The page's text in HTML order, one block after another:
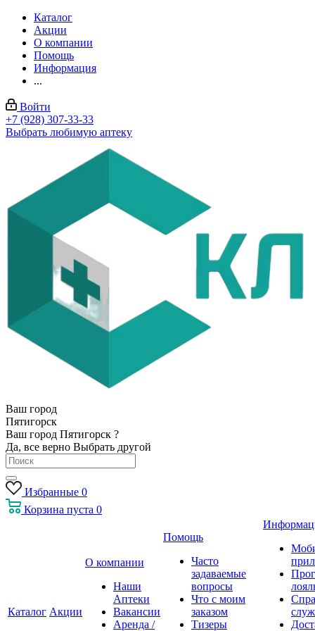
Каталог
Акции
О компании
Помощь
Информация
...
Войти
+7 (928) 307-33-33
Выбрать любимую аптеку
Ваш город
Пятигорск
Ваш город Пятигорск ?
Да, все верно Выбрать другой
Избранные 0
Корзина пуста 0
Каталог Акции
О компании
Наши
Аптеки
Вакансии
Аренда /
Помощь
Часто
задаваемые
вопросы
Что с моим
заказом
Тизеры